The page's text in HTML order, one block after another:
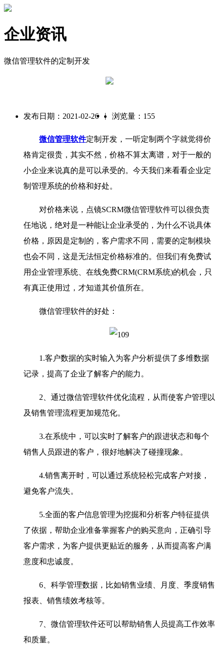
企业资讯
微信管理软件的定制开发
发布日期：2021-02-26 | 浏览量：155
微信管理软件定制开发，一听定制两个字就觉得价
格肯定很贵，其实不然，价格不算太离谱，对于一般的
小企业来说真的是可以承受的。今天我们来看看企业定
制管理系统的价格和好处。
对价格来说，点镜SCRM微信管理软件可以很负责
任地说，绝对是一种能让企业承受的，为什么不说具体
价格，原因是定制的，客户需求不同，需要的定制模块
也会不同，这是无法恒定价格标准的。但我们有免费试
用企业管理系统、在线免费CRM(CRM系统)的机会，只
有真正使用过，才知道其价值所在。
微信管理软件的好处：
1.客户数据的实时输入为客户分析提供了多维数据
记录，提高了企业了解客户的能力。
2、通过微信管理软件优化流程，从而使客户管理以
及销售管理流程更加规范化。
3.在系统中，可以实时了解客户的跟进状态和每个
销售人员跟进的客户，很好地解决了碰撞现象。
4.销售离开时，可以通过系统轻松完成客户对接，
避免客户流失。
5.全面的客户信息管理为挖掘和分析客户特征提供
了依据，帮助企业准备掌握客户的购买意向，正确引导
客户需求，为客户提供更贴近的服务，从而提高客户满
意度和忠诚度。
6、科学管理数据，比如销售业绩、月度、季度销售
报表、销售绩效考核等。
7、微信管理软件还可以帮助销售人员提高工作效率
和质量。